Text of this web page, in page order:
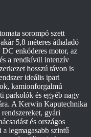
sorompó szett
5,8 méteres áthaladó
enkóderes motor, az
a rendkívül intenzív
hosszú távon is
ideális ipari
kamionforgalmú
parkolók és egyéb nagy
A Kerwin Kaputechnika
gyári
és országos
legmagasabb szintű